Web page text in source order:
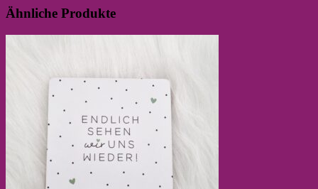
Ähnliche Produkte